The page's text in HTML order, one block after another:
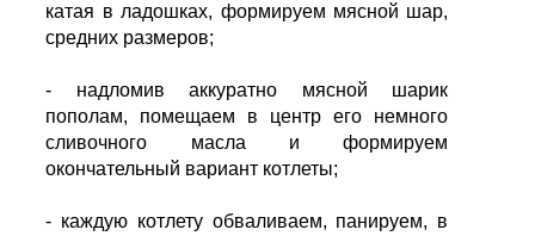
катая в ладошках, формируем мясной шар,
средних размеров;
- надломив аккуратно мясной шарик
пополам, помещаем в центр его немного
сливочного масла и формируем
окончательный вариант котлеты;
- каждую котлету обваливаем, панируем, в